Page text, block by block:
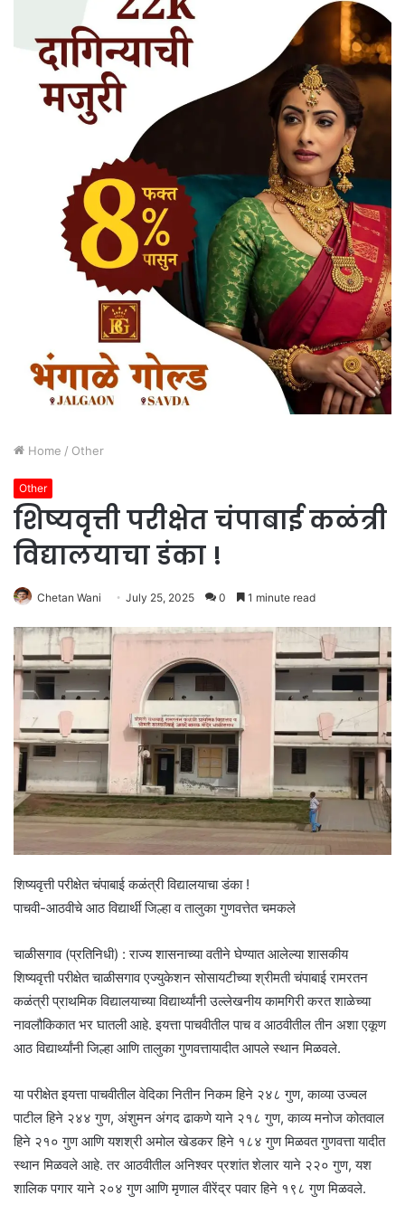
Home / Other
Other
शिष्यवृत्ती परीक्षेत चंपाबाई कळंत्री
विद्यालयाचा डंका !
Chetan Wani July 25, 2025 0 1 minute read
शिष्यवृत्ती परीक्षेत चंपाबाई कळंत्री विद्यालयाचा डंका !
पाचवी-आठवीचे आठ विद्यार्थी जिल्हा व तालुका गुणवत्तेत चमकले
चाळीसगाव (प्रतिनिधी) : राज्य शासनाच्या वतीने घेण्यात आलेल्या शासकीय
शिष्यवृत्ती परीक्षेत चाळीसगाव एज्युकेशन सोसायटीच्या श्रीमती चंपाबाई रामरतन
कळंत्री प्राथमिक विद्यालयाच्या विद्यार्थ्यांनी उल्लेखनीय कामगिरी करत शाळेच्या
नावलौकिकात भर घातली आहे. इयत्ता पाचवीतील पाच व आठवीतील तीन अशा एकूण
आठ विद्यार्थ्यांनी जिल्हा आणि तालुका गुणवत्तायादीत आपले स्थान मिळवले.
या परीक्षेत इयत्ता पाचवीतील वेदिका नितीन निकम हिने २४८ गुण, काव्या उज्वल
पाटील हिने २४४ गुण, अंशुमन अंगद ढाकणे याने २१८ गुण, काव्य मनोज कोतवाल
हिने २१० गुण आणि यशश्री अमोल खेडकर हिने १८४ गुण मिळवत गुणवत्ता यादीत
स्थान मिळवले आहे. तर आठवीतील अनिश्वर प्रशांत शेलार याने २२० गुण, यश
शालिक पगार याने २०४ गुण आणि मृणाल वीरेंद्र पवार हिने १९८ गुण मिळवले.